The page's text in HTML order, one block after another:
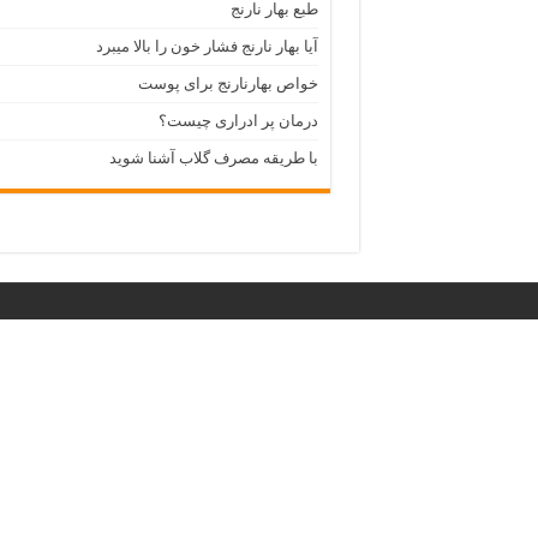
طبع بهار نارنج
آیا بهار نارنج فشار خون را بالا میبرد
خواص بهارنارنج برای پوست
درمان پر ادراری چیست؟
با طریقه مصرف گلاب آشنا شوید